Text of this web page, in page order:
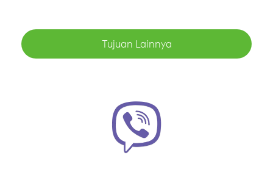
Tujuan Lainnya